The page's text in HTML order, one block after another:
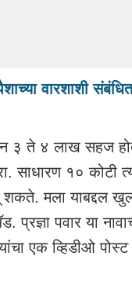
वारशाशी
३ ते ४ लाख सहज
साधारण १० कोटी
मला याबद्दल
पवार या
एक व्हिडीओ